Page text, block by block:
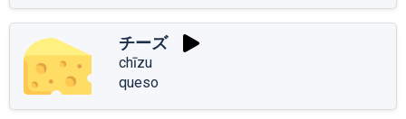
チーズ
chīzu
queso